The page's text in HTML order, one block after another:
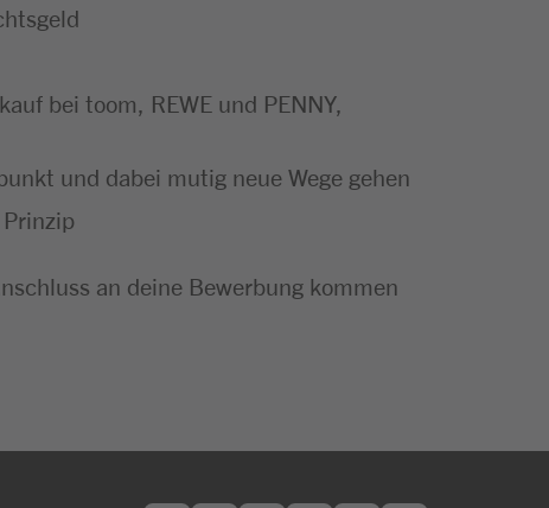
bei toom, REWE und PENNY,
und dabei mutig neue Wege gehen
an deine Bewerbung kommen